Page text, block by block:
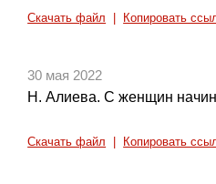
Скачать файл Копировать
30 мая 2022
Н. Алиева. С женщин
Скачать файл Копировать